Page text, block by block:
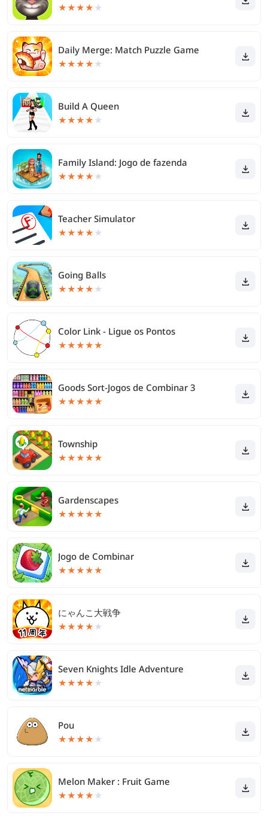
★★★★ ★
Daily Merge: Match Puzzle Game
★★★★ ★
Build A Queen
★★★★ ★
Family Island: Jogo de fazenda
★★★★ ★
Teacher Simulator
★★★★ ★
Going Balls
★★★★ ★
Color Link - Ligue os Pontos
★★★★★
Goods Sort-Jogos de Combinar 3
★★★★★
Township
★★★★★
Gardenscapes
★★★★★
Jogo de Combinar
★★★★★
にゃんこ大戦争
★★★★ ★
Seven Knights Idle Adventure
★★★★ ★
Pou
★★★★ ★
Melon Maker : Fruit Game
★★★★ ★